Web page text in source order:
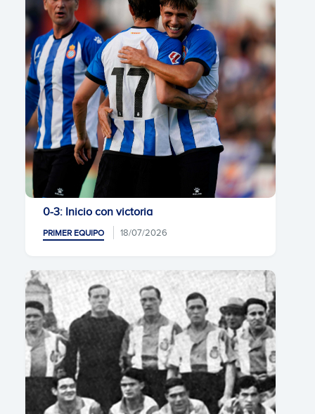
0-3: Inicio con victoria
PRIMER EQUIPO 18/07/2026